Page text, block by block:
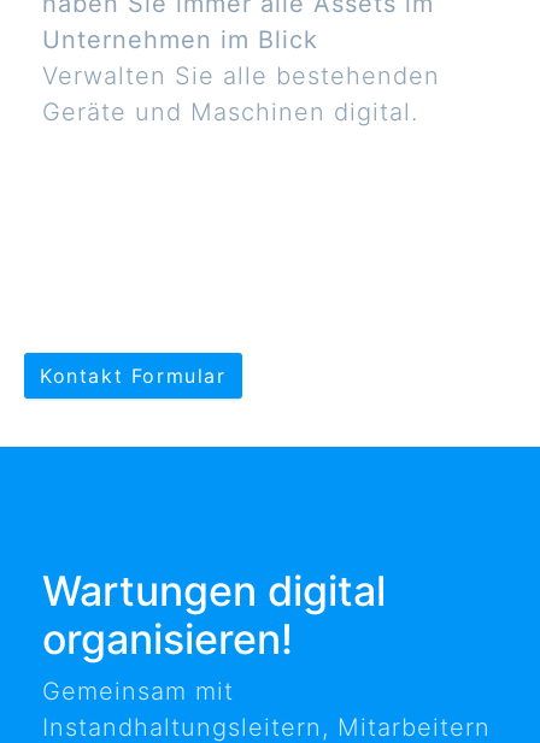
Unternehmen im Blick
Verwalten Sie alle bestehenden
Geräte und Maschinen digital.
Kontakt Formular
Wartungen digital
organisieren!
Gemeinsam mit
Instandhaltungsleitern, Mitarbeitern